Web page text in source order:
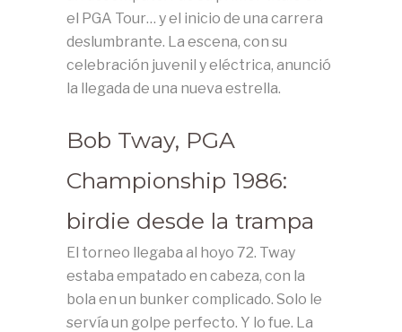
el PGA Tour… y el inicio de una carrera
deslumbrante. La escena, con su
celebración juvenil y eléctrica, anunció
la llegada de una nueva estrella.
Bob Tway, PGA
Championship 1986:
birdie desde la trampa
El torneo llegaba al hoyo 72. Tway
estaba empatado en cabeza, con la
bola en un bunker complicado. Solo le
servía un golpe perfecto. Y lo fue. La